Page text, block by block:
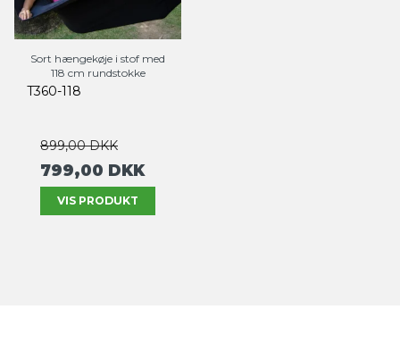
Sort hængekøje i stof med
118 cm rundstokke
T360-118
899,00 DKK
799,00 DKK
VIS PRODUKT